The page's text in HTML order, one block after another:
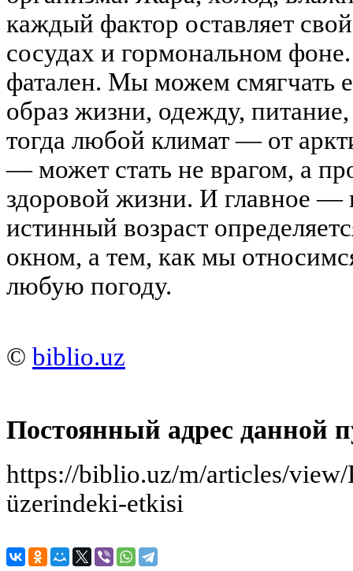
каждый фактор оставляет
сосудах и гормональном
фатален. Мы можем смягчать
образ жизни, одежду,
тогда любой климат — от
— может стать не врагом, а
здоровой жизни. И главное —
истинный возраст
окном, а тем, как мы
любую погоду.
© biblio.uz
Постоянный адрес данной
https://biblio.uz/m/articles/view/
üzerindeki-etkisi